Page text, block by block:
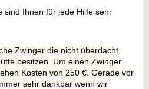
sind Ihnen für jede Hilfe sehr
Zwinger die nicht überdacht
besitzen. Um einen Zwinger
Kosten von 250 €. Gerade vor
sehr dankbar wenn wir